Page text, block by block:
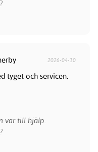
2026-04-10
tyget och servicen.
var till hjälp.